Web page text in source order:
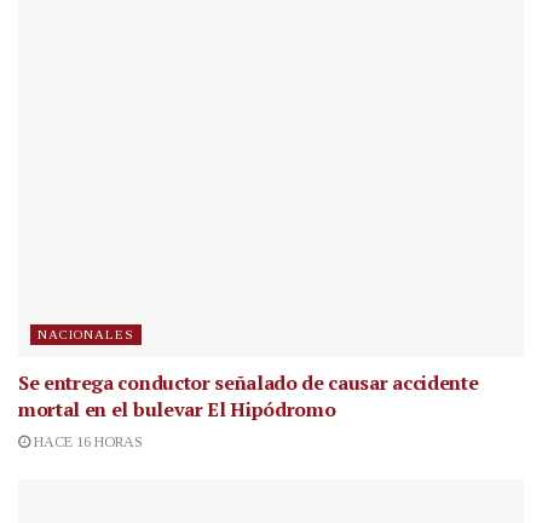
NACIONALES
Se entrega conductor señalado de causar accidente
mortal en el bulevar El Hipódromo
HACE 16 HORAS